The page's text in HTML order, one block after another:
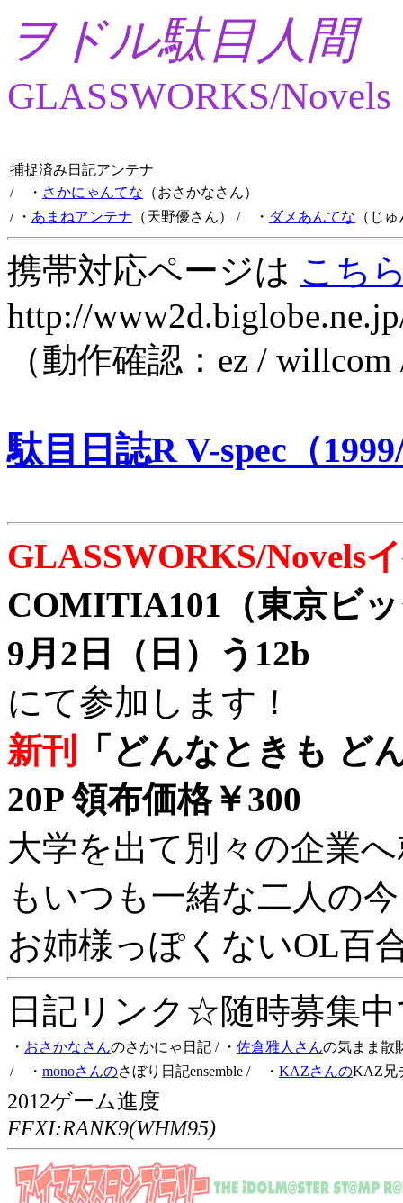
ヲドル駄目人間
GLASSWORKS/Novels
捕捉済み日記アンテナ
/ ・ さかにゃんてな （おさかなさん）
/ ・ あまねアンテナ （天野優さん） / ・ ダメあんてな （じ
携帯対応ページは こち
http://
（動作確認：ez /
駄目日誌R V-spec（
GLASSWORKS/Novels
COMITIA101（東京ビ
9月2日（日）う12b
にて参加します！
新刊
「どんなときも ど
20P 領布価格￥300
大学を出て別々の企業
もいつも一緒な二人の
お姉様っぽくないOL百
日記リンク☆随時募集
・ おさかなさんのさかにゃ日記 / ・ 佐倉雅人さんの気まま散
/ ・ monoさんのさぼり日記ensemble / ・ KAZさんのKAZ兄
2012ゲーム進度
FFXI:RANK9(WHM95)